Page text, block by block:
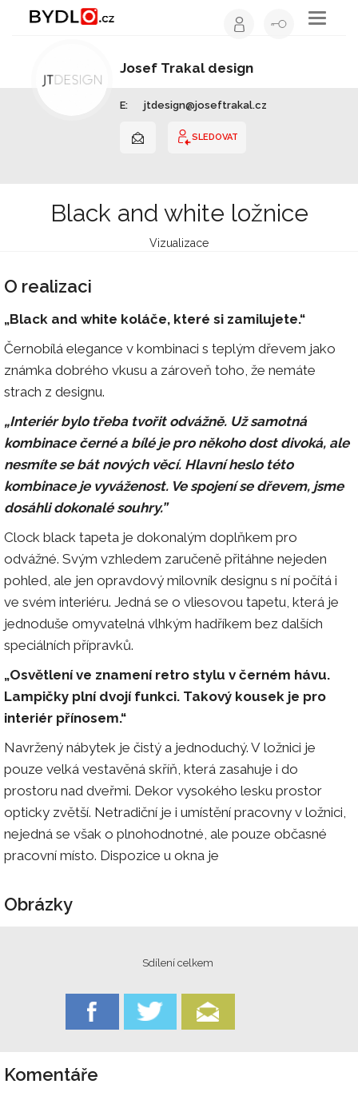
Toggle
Josef Trakal design
E: jtdesign@joseftrakal.cz
SLEDOVAT
Black and white ložnice
Vizualizace
O realizaci
„Black and white koláče, které si zamilujete.“
Černobílá elegance v kombinaci s teplým dřevem jako
známka dobrého vkusu a zároveň toho, že nemáte
strach z designu.
„Interiér bylo třeba tvořit odvážně. Už samotná
kombinace černé a bílé je pro někoho dost divoká, ale
nesmíte se bát nových věcí. Hlavní heslo této
kombinace je vyváženost. Ve spojení se dřevem, jsme
dosáhli dokonalé souhry.”
Clock black tapeta je dokonalým doplňkem pro
odvážné. Svým vzhledem zaručeně přitáhne nejeden
pohled, ale jen opravdový milovník designu s ní počítá i
ve svém interiéru. Jedná se o vliesovou tapetu, která je
jednoduše omyvatelná vlhkým hadříkem bez dalších
speciálních přípravků.
„Osvětlení ve znamení retro stylu v černém hávu.
Lampičky plní dvojí funkci. Takový kousek je pro
interiér přínosem.“
Navržený nábytek je čistý a jednoduchý. V ložnici je
pouze velká vestavěná skříň, která zasahuje i do
prostoru nad dveřmi. Dekor vysokého lesku prostor
opticky zvětší. Netradiční je i umístění pracovny v ložnici,
nejedná se však o plnohodnotné, ale pouze občasné
pracovní místo. Dispozice u okna je
Obrázky
Sdílení celkem
Komentáře